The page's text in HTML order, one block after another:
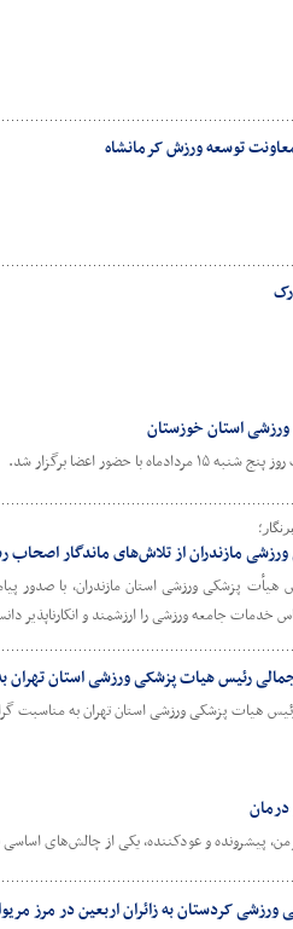
توسعه ورزش کرمانشاه
استان خوزستان
حضور اعضا برگزار شد.
مازندران از تلاش‌های ماندگار
پزشکی ورزشی استان مازندران، با صدور
خدمات جامعه ورزشی را ارزشمند و انکارناپذیر
رئیس هیات پزشکی ورزشی استان تهران
هیات پزشکی ورزشی استان تهران به مناسبت
پیشرونده و عودکننده، یکی از چالش‌های
کردستان به زائران اربعین در مرز